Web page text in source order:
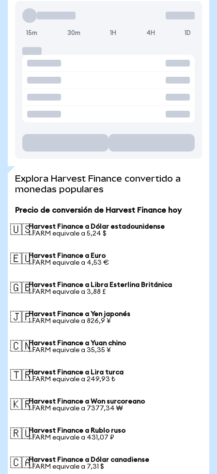
15m 30m 1H 4H 1D
Explora Harvest Finance convertido a
monedas populares
Precio de conversión de Harvest Finance hoy
🇺🇸Harvest Finance a Dólar estadounidense
1 FARM equivale a 5,24 $
🇪🇺Harvest Finance a Euro
1 FARM equivale a 4,53 €
🇬🇧Harvest Finance a Libra Esterlina Británica
1 FARM equivale a 3,88 £
🇯🇵Harvest Finance a Yen japonés
1 FARM equivale a 826,9 ¥
🇨🇳Harvest Finance a Yuan chino
1 FARM equivale a 35,35 ¥
🇹🇷Harvest Finance a Lira turca
1 FARM equivale a 249,93 ₺
🇰🇷Harvest Finance a Won surcoreano
1 FARM equivale a 7377,34 ₩
🇷🇺Harvest Finance a Rublo ruso
1 FARM equivale a 431,07 ₽
🇨🇦Harvest Finance a Dólar canadiense
1 FARM equivale a 7,31 $